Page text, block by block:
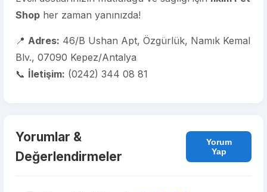
Shop her zaman yanınızda!
📍 Adres: 46/B Ushan Apt, Özgürlük, Namık Kemal
Blv., 07090 Kepez/Antalya
📞 İletişim: (0242) 344 08 81
Yorumlar &
Değerlendirmeler
Yorum
Yap